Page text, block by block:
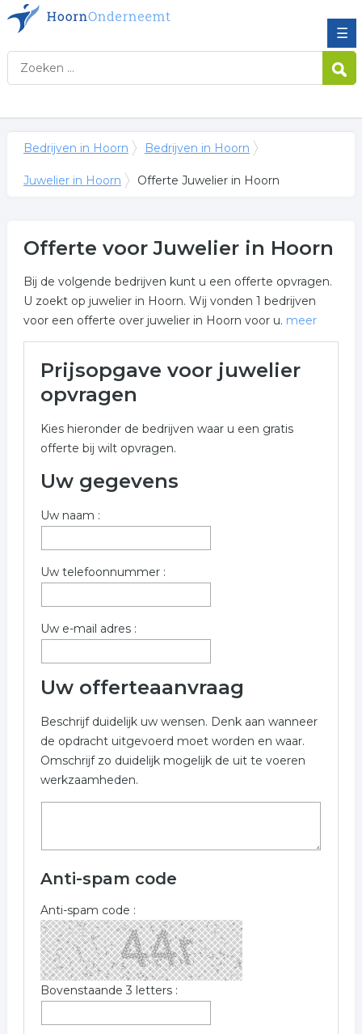
☰
Bedrijven in Hoorn Bedrijven in Hoorn
Juwelier in Hoorn Offerte Juwelier in Hoorn
Offerte voor Juwelier in Hoorn
Bij de volgende bedrijven kunt u een offerte opvragen.
U zoekt op juwelier in Hoorn. Wij vonden 1 bedrijven
voor een offerte over juwelier in Hoorn voor u. meer
Onderstaand vindt u een overzicht van alle juwelier
gerelateerde bedrijven in de omgeving van Hoorn voor
een vrijblijvende aanvraag.
Onderstaande bedrijven zijn gerelateerd aan juwelier in
de plaats Hoorn. Om een gratis prijs opgave op te
vragen dient u onderstaand formulier in te vullen. De
bedrijven komen uit de rubriek juwelier in Hoorn.
Trefwoorden:
sieraden goud zilver
juwelen juwelier
Prijsopgave voor juwelier
opvragen
Kies hieronder de bedrijven waar u een gratis
offerte bij wilt opvragen.
Uw gegevens
Uw naam :
Uw telefoonnummer :
Uw e-mail adres :
Uw offerteaanvraag
Beschrijf duidelijk uw wensen. Denk aan wanneer
de opdracht uitgevoerd moet worden en waar.
Omschrijf zo duidelijk mogelijk de uit te voeren
werkzaamheden.
Anti-spam code
Anti-spam code :
Bovenstaande 3 letters :